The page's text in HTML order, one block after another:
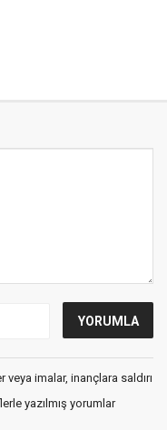
imalar, inançlara saldırı
yazılmış yorumlar